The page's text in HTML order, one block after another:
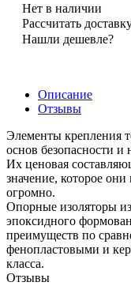
Нет в наличии
Рассчитать
Нашли дешевле?
Описание
Отзывы
Элементы крепления
основ безопасности
Их ценовая
значение, которое
огромно.
Опорные изоляторы
эпоксидного
преимуществ по
фенопластовыми и
класса.
Отзывы